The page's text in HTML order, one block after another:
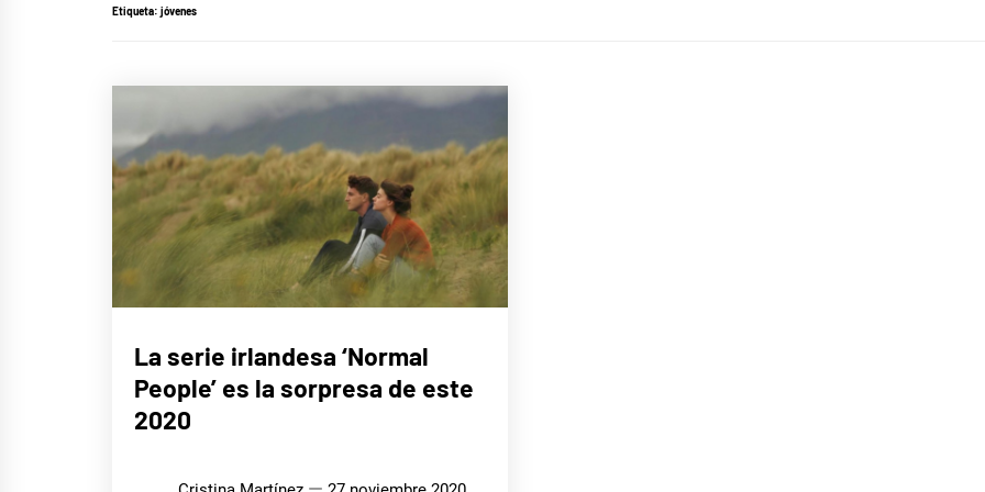
Etiqueta: jóvenes
SERIES
Y TV
La serie irlandesa ‘Normal
People’ es la sorpresa de este
2020